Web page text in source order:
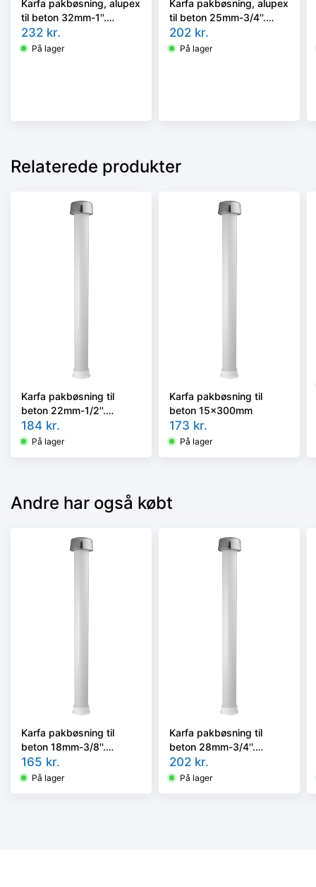
Karfa pakbøsning, alupex
til beton 32mm-1''.
300mm
232 kr.
På lager
Karfa pakbøsning, alupex
til beton 25mm-3/4''.
300mm
202 kr.
På lager
Relaterede produkter
Karfa pakbøsning til
beton 22mm-1/2''.
300mm
184 kr.
På lager
Karfa pakbøsning til
beton 15x300mm
173 kr.
På lager
Andre har også købt
Karfa pakbøsning til
beton 18mm-3/8''.
100mm
165 kr.
På lager
Karfa pakbøsning til
beton 28mm-3/4''.
300mm
202 kr.
På lager